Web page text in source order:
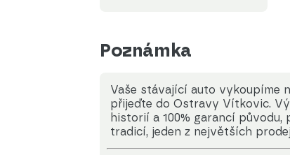
Poznámka
Vaše stávající auto vykoupíme
přijeďte do Ostravy Vítkovic.
historií a 100% garancí
tradicí, jeden z největších